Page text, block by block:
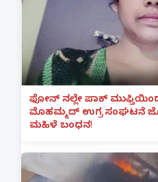
ಫೋನ್ ನಲ್ಲೇ ಪಾಕ್
ಮೊಹಮ್ಮದ್ ಉಗ್ರ ಸಂಘಟನೆ
ಮಹಿಳೆ ಬಂಧನ!